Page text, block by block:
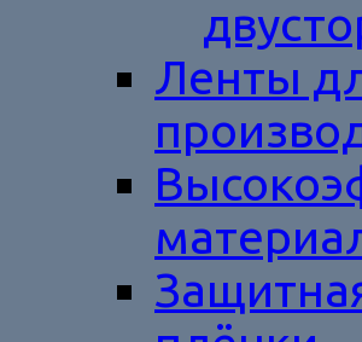
Ленты